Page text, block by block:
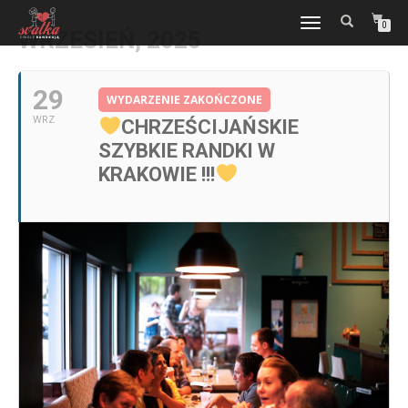
WŁĄCZ
0
WRZESIEŃ, 2025
29
WRZ
WYDARZENIE ZAKOŃCZONE
CHRZEŚCIJAŃSKIE
SZYBKIE RANDKI W
KRAKOWIE !!!